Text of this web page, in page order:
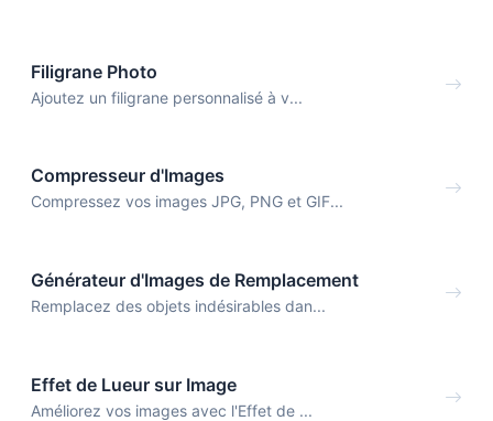
Filigrane Photo
Ajoutez un filigrane personnalisé à v...
Compresseur d'Images
Compressez vos images JPG, PNG et GIF...
Générateur d'Images de Remplacement
Remplacez des objets indésirables dan...
Effet de Lueur sur Image
Améliorez vos images avec l'Effet de ...